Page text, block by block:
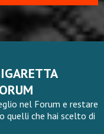
nel Forum e restare
quelli che hai scelto di